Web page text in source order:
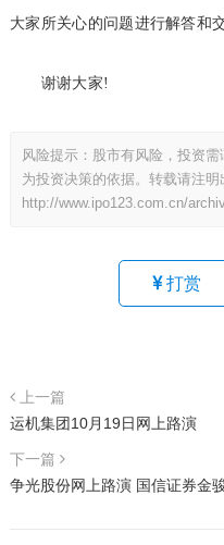
大家所关心的问题进行解答和交
谢谢大家!
风险提示：股市有风险，投资
为投资决策的依据。转载请注明
http://www.ipo123.com.cn/
打赏
上一篇
运机集团10月19日网上路演
下一篇
争光股份网上路演 国信证券金